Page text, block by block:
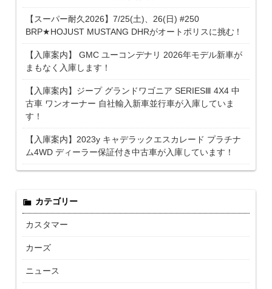
【スーパー耐久2026】7/25(土)、26(日) #250
BRP★HOJUST MUSTANG DHRがオートポリスに挑む！
【入庫案内】 GMC ユーコンデナリ 2026年モデル新車が
まもなく入庫します！
【入庫案内】ジープ グランドワゴニア SERIESⅢ 4X4 中
古車 ワンオーナー 自社輸入新車並行車が入庫していま
す！
【入庫案内】2023y キャデラックエスカレード プラチナ
ム4WD ディーラー保証付き中古車が入庫しています！
カテゴリー
カスタマー
カーズ
ニュース